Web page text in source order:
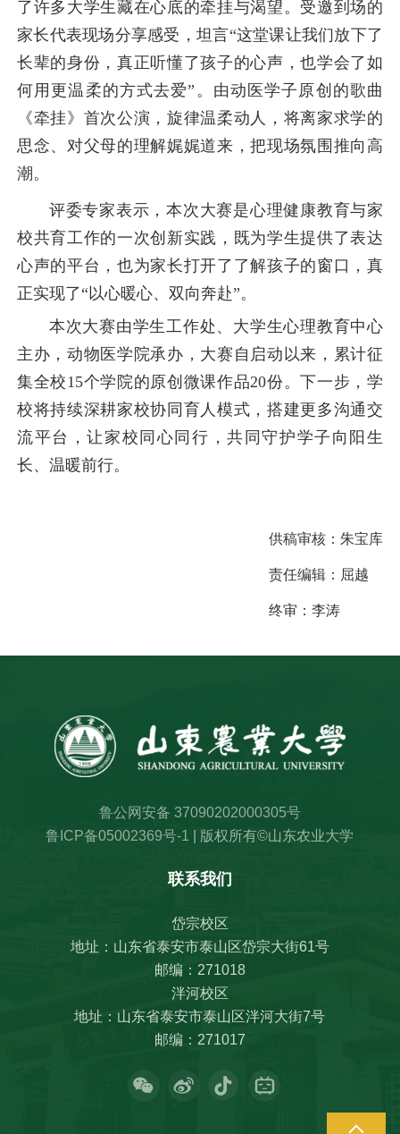
了许多大学生藏在心底的牵挂与渴望。受邀到场的
家长代表现场分享感受，坦言“这堂课让我们放下了
长辈的身份，真正听懂了孩子的心声，也学会了如
何用更温柔的方式去爱”。由动医学子原创的歌曲
《牵挂》首次公演，旋律温柔动人，将离家求学的
思念、对父母的理解娓娓道来，把现场氛围推向高
潮。
评委专家表示，本次大赛是心理健康教育与家
校共育工作的一次创新实践，既为学生提供了表达
心声的平台，也为家长打开了了解孩子的窗口，真
正实现了“以心暖心、双向奔赴”。
本次大赛由学生工作处、大学生心理教育中心
主办，动物医学院承办，大赛自启动以来，累计征
集全校15个学院的原创微课作品20份。下一步，学
校将持续深耕家校协同育人模式，搭建更多沟通交
流平台，让家校同心同行，共同守护学子向阳生
长、温暖前行。
供稿审核：朱宝库
责任编辑： 屈越
终审：李涛
鲁公网安备 37090202000305号
鲁ICP备05002369号-1 | 版权所有©山东农业大学
联系我们
岱宗校区
地址：山东省泰安市泰山区岱宗大街61号
邮编：271018
泮河校区
地址：山东省泰安市泰山区泮河大街7号
邮编：271017